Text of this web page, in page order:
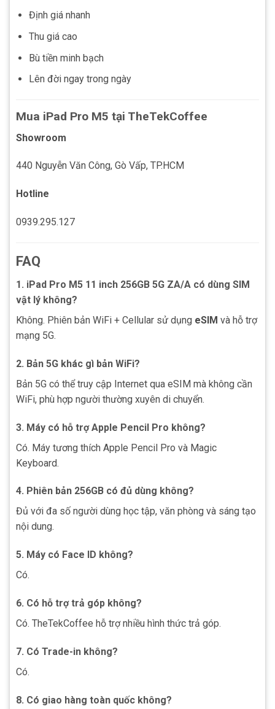
Định giá nhanh
Thu giá cao
Bù tiền minh bạch
Lên đời ngay trong ngày
Mua iPad Pro M5 tại TheTekCoffee
Showroom
440 Nguyễn Văn Công, Gò Vấp, TP.HCM
Hotline
0939.295.127
FAQ
1. iPad Pro M5 11 inch 256GB 5G ZA/A có dùng SIM
vật lý không?
Không. Phiên bản WiFi + Cellular sử dụng eSIM và hỗ trợ
mạng 5G.
2. Bản 5G khác gì bản WiFi?
Bản 5G có thể truy cập Internet qua eSIM mà không cần
WiFi, phù hợp người thường xuyên di chuyển.
3. Máy có hỗ trợ Apple Pencil Pro không?
Có. Máy tương thích Apple Pencil Pro và Magic
Keyboard.
4. Phiên bản 256GB có đủ dùng không?
Đủ với đa số người dùng học tập, văn phòng và sáng tạo
nội dung.
5. Máy có Face ID không?
Có.
6. Có hỗ trợ trả góp không?
Có. TheTekCoffee hỗ trợ nhiều hình thức trả góp.
7. Có Trade-in không?
Có.
8. Có giao hàng toàn quốc không?